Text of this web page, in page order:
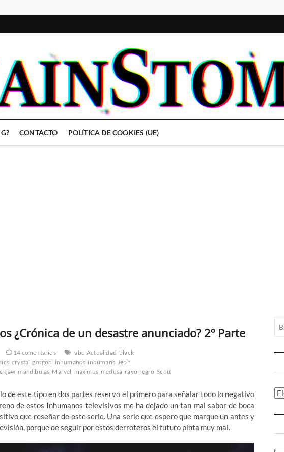
CONTACTO POLÍTICA DE COOKIES (UE)
¿Crónica de un desastre anunciado? 2º Parte
14 comentarios abc Actualidad black
crystal gorgon inhumanos inhumans Jeph
mandibulas Marvel maximus medusa rayo negro Scott
de este tipo en dos partes reservo el primero para señalar todo lo negativo
de estos Inhumanos televisivos me ha dejado un tan mal sabor de boca
que reseñar de este serie. Una serie que espero que marque un antes y
porque de seguir por estos derroteros el futuro pinta muy mal.